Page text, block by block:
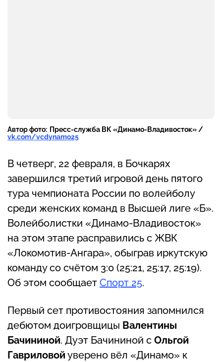
Автор фото: Пресс-служба ВК «Динамо-Владивосток» /
vk.com/vcdynamo25
В четверг, 22 февраля, в Бочкарях
завершился третий игровой день пятого
тура чемпионата России по волейболу
среди женских команд в Высшей лиге «Б».
Волейболистки «Динамо-Владивосток»
на этом этапе расправились с ЖВК
«Локомотив-Ангара», обыграв иркутскую
команду со счётом 3:0 (25:21, 25:17, 25:19).
Об этом сообщает Спорт 25.
Первый сет противостояния запомнился
дебютом доигровщицы Валентины
Бачининой. Дуэт Бачининой с Ольгой
Гавриловой уверено вёл «Динамо» к